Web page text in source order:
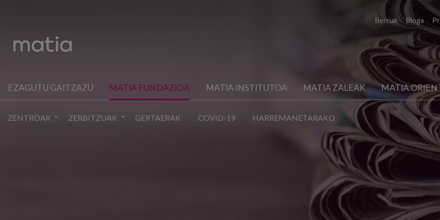
Berriak Bloga
EZAGUTU GAITZAZU MATIA FUNDAZIOA MATIA INSTITUTOA MATIA ZALEAK MATIA
ZENTROAK ZERBITZUAK GERTAERAK COVID-19 HARREMANETARAKO